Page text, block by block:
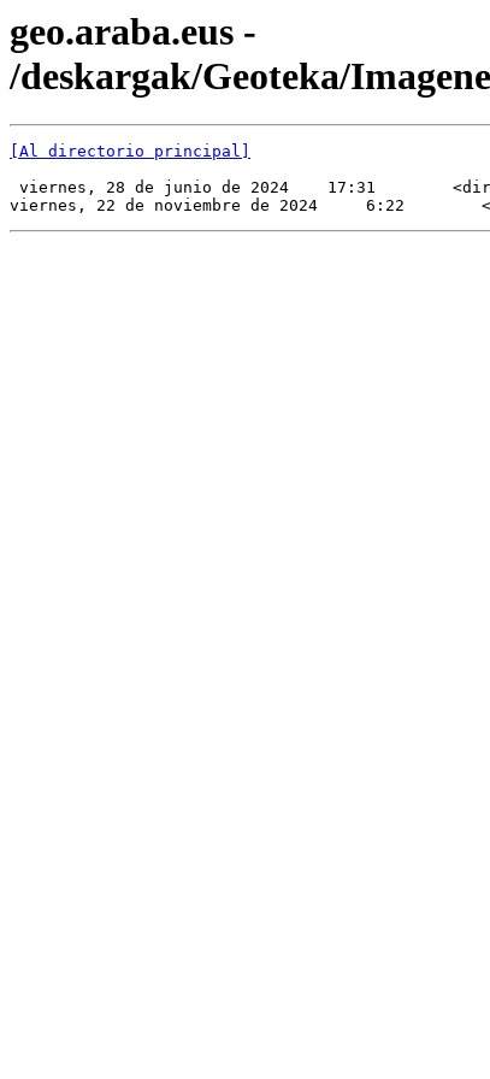
geo.araba.eus -
/deskargak/Geoteka/
[Al directorio principal]
viernes, 28 de junio de 2024    17:31
viernes, 22 de noviembre de 2024     6:22